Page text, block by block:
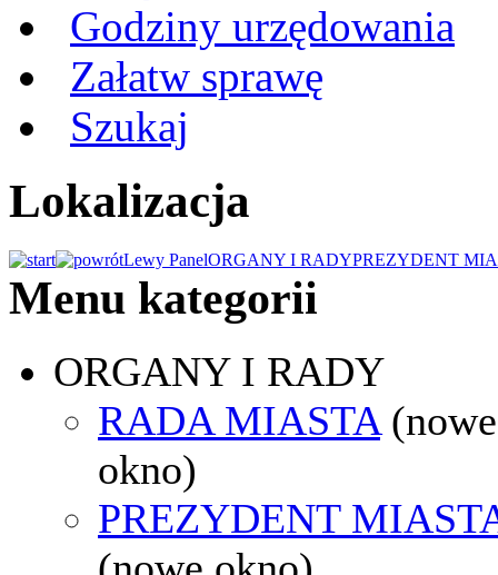
Godziny urzędowania
Załatw sprawę
Szukaj
Lokalizacja
Lewy PanelORGANY I RADYPREZYDENT
Menu kategorii
ORGANY I RADY
RADA MIASTA (nowe
okno)
PREZYDENT